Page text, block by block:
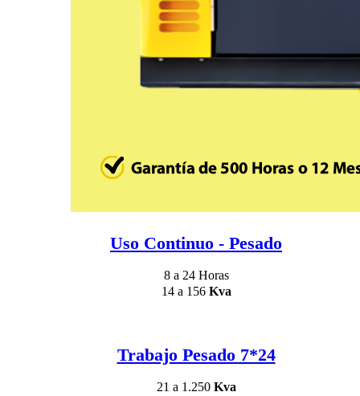
Uso Continuo - Pesado
8 a 24 Horas
14 a 156 Kva
Trabajo Pesado 7*24
21 a 1.250 Kva